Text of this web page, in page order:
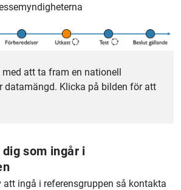
med att ta fram en nationell
datamängd. Klicka på bilden för att
som ingår i
att ingå i referensgruppen så kontakta